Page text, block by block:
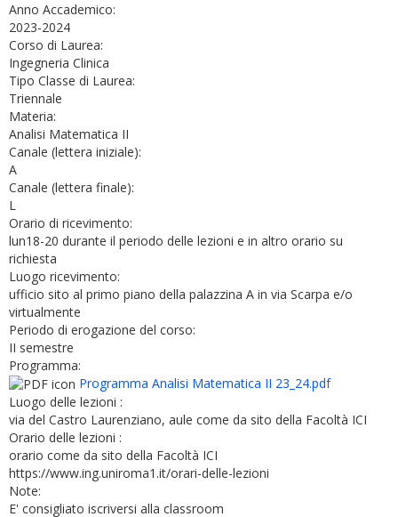
Anno Accademico:
2023-2024
Corso di Laurea:
Ingegneria Clinica
Tipo Classe di Laurea:
Triennale
Materia:
Analisi Matematica II
Canale (lettera iniziale):
A
Canale (lettera finale):
L
Orario di ricevimento:
lun18-20 durante il periodo delle lezioni e in altro orario su
richiesta
Luogo ricevimento:
ufficio sito al primo piano della palazzina A in via Scarpa e/o
virtualmente
Periodo di erogazione del corso:
II semestre
Programma:
Programma Analisi Matematica II 23_24.pdf
Luogo delle lezioni :
via del Castro Laurenziano, aule come da sito della Facoltà ICI
Orario delle lezioni :
orario come da sito della Facoltà ICI
https://www.ing.uniroma1.it/orari-delle-lezioni
Note:
E' consigliato iscriversi alla classroom